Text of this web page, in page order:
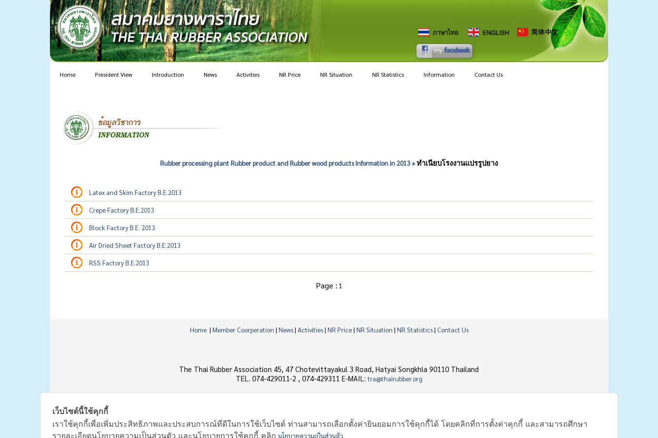
Home President View Introduction News Activities NR Price NR Situation NR Statistics Information Contact Us
Rubber processing plant Rubber product and Rubber wood products Information in 2013 »ทำเนียบโรงงานแปรรูปยาง
Latex and Skim Factory B.E.2013
Crepe Factory B.E.2013
Block Factory B.E. 2013
Air Dried Sheet Factory B.E.2013
RSS Factory B.E.2013
Page : 1
Home| Member Coorperation | News| Activities| NR Price| NR Situation | NR Statistics| Contact Us
The Thai Rubber Association 45, 47 Chotevittayakul 3 Road, Hatyai Songkhla 90110 Thailand
TEL. 074-429011-2 , 074-429311 E-MAIL:tra@thairubber.org
เว็บไซต์นี้ใช้คุกกี้
เราใช้คุกกี้เพื่อเพิ่มประสิทธิภาพและประสบการณ์ที่ดีในการใช้เว็บไซต์ ท่านสามารถเลือกตั้งค่ายินยอมการใช้คุกกี้ได้ โดยคลิกที่การตั้งค่าคุกกี้ และสามารถศึกษา
รายละเอียดนโยบายความเป็นส่วนตัว และนโยบายการใช้คุกกี้ คลิก นโยบายความเป็นส่วนตัว